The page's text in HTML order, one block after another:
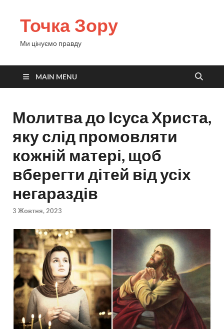
Точка Зору
Ми цінуємо правду
MAIN MENU
Молитва до Ісуса Христа,
яку слід промовляти
кожній матері, щоб
вберегти дітей від усіх
негараздів
3 Жовтня, 2023